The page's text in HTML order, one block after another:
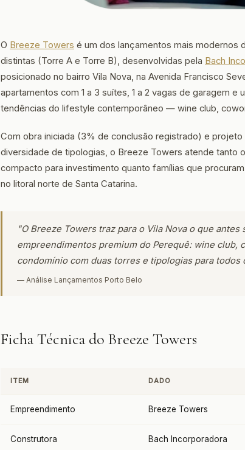
O Breeze Towers é um dos lançamentos mais modernos
distintas (Torre A e Torre B), desenvolvidas pela Bach
posicionado no bairro Vila Nova, na Avenida Francisco
apartamentos com 1 a 3 suítes, 1 a 2 vagas de garagem
tendências do lifestyle contemporâneo — wine club,
Com obra iniciada (3% de conclusão registrado) e
diversidade de tipologias, o Breeze Towers atende tanto
compacto para investimento quanto famílias que
no litoral norte de Santa Catarina.
"O Breeze Towers traz para o Vila Nova o que
empreendimentos premium do Perequê: wine club,
condomínio com duas torres e tipologias para todos
— Análise Lançamentos Porto Belo
Ficha Técnica do Breeze Towers
ITEM DADO
Empreendimento Breeze Towers
Construtora Bach Incorporadora